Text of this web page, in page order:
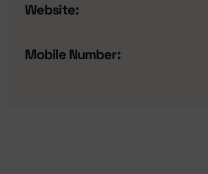
Website:
Mobile Number: